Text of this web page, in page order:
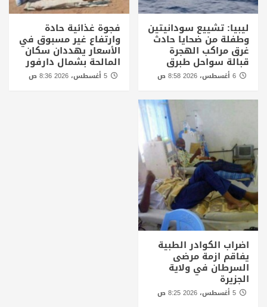
ليبيا: تشييع سودانيتين
وطفلة من ضحايا حادث
غرق مراكب الهجرة
قبالة سواحل طبرق
فجوة غذائية حادة
وارتفاع غير مسبوق في
الأسعار يهددان سكان
المالحة بشمال دارفور
5 أغسطس، 2026 8:36 ص
اضراب الكوادر الطبية
يفاقم ازمة مرضى
السرطان في ولاية
الجزيرة